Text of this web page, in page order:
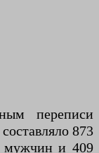
переписи
873
мужчин и 409